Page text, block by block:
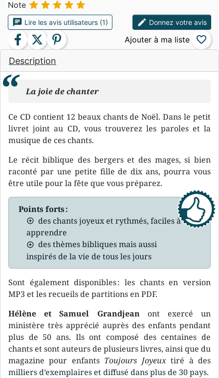
Description
La joie de chanter
Ce CD contient 12 beaux chants de Noël. Dans le petit
livret joint au CD, vous trouverez les paroles et la
musique de ces chants.
Le récit biblique des bergers et des mages, si bien
raconté par une petite fille de dix ans, pourra vous
être utile pour la fête que vous préparez.
Points forts :
des chants joyeux et rythmés, faciles à
apprendre
des thèmes bibliques mais aussi
inspirés de la vie de tous les jours
Sont également disponibles : les chants en version
MP3 et les recueils de partitions en PDF.
Hélène et Samuel Grandjeanont exercé un
ministère très apprécié auprès des enfants pendant
plus de 50 ans. Ils ont composé des centaines de
chants et sont auteurs de plusieurs livres, ainsi que du
magazine pour enfants Toujours Joyeuxtiré à des
milliers d’exemplaires et diffusé dans plus de 30 pays.
Note     
chat Lire les avis utilisateurs (1) edit Donnez votre avis
facebook twitter pinterest favorite_border